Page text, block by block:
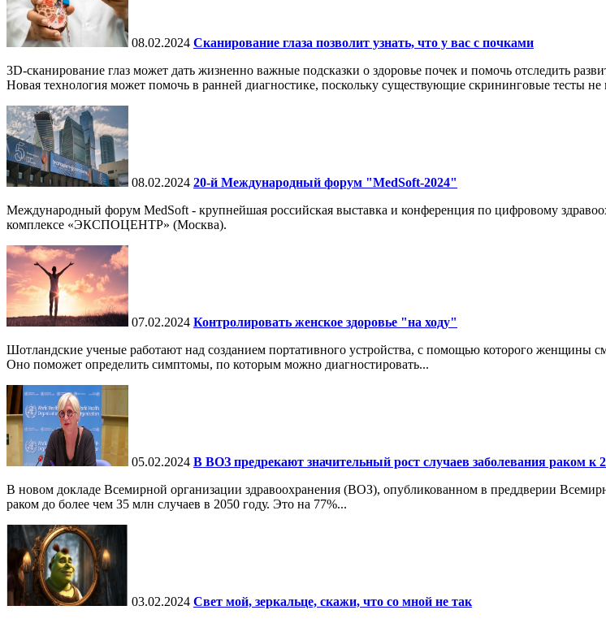
08.02.2024 Сканирование глаза позволит узнать, что у вас с почками
3D-сканирование глаз может дать жизненно важные подсказки о здоровье почек и помочь отследить
Новая технология может помочь в ранней диагностике, поскольку существующие скрининговые тесты не
08.02.2024 20-й Международный форум "MedSoft-2024"
Международный форум MedSoft - крупнейшая российская выставка и конференция по цифровому
комплексе «ЭКСПОЦЕНТР» (Москва).
07.02.2024 Контролировать женское здоровье "на ходу"
Шотландские ученые работают над созданием портативного устройства, с помощью которого женщины
Оно поможет определить симптомы, по которым можно диагностировать...
05.02.2024 В ВОЗ предрекают значительный рост случаев заболевания раком к
В новом докладе Всемирной организации здравоохранения (ВОЗ), опубликованном в преддверии
раком до более чем 35 млн случаев в 2050 году. Это на 77%...
03.02.2024 Свет мой, зеркальце, скажи, что со мной не так